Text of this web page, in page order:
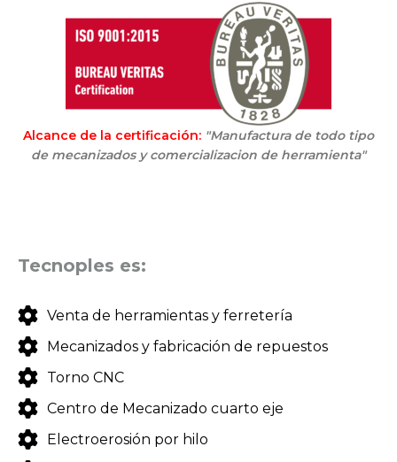
Alcance de la certificación: "Manufactura de todo tipo
de mecanizados y comercializacion de herramienta"
Tecnoples es:
Venta de herramientas y ferretería
Mecanizados y fabricación de repuestos
Torno CNC
Centro de Mecanizado cuarto eje
Electroerosión por hilo